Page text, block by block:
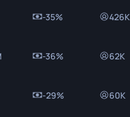
-35% 426K
-36% 62K
-29% 60K